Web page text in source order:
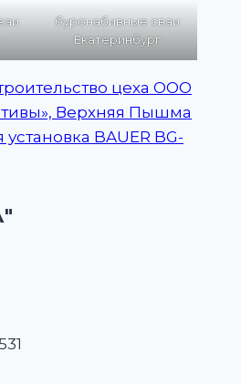
буронабивные сваи
Екатеринбург
цеха ООО
Верхняя Пышма
установка BAUER BG-